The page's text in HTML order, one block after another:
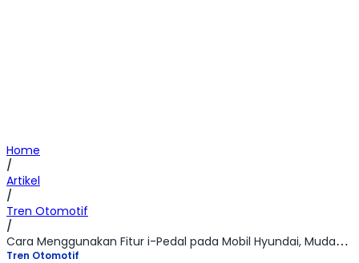
Home
/
Artikel
/
Tren Otomotif
/
Cara Menggunakan Fitur i-Pedal pada Mobil Hyundai, Mudah dan Aman
Tren Otomotif